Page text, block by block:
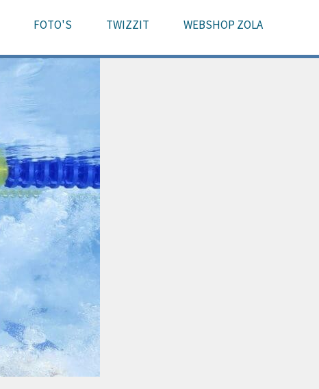
FOTO'S TWIZZIT WEBSHOP ZOLA